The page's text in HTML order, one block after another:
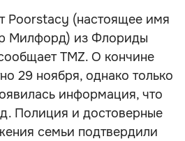
Poorstacy (настоящее имя
Милфорд) из Флориды
TMZ. О кончине
29 ноября, однако только
информация, что
Полиция и достоверные
семьи подтвердили